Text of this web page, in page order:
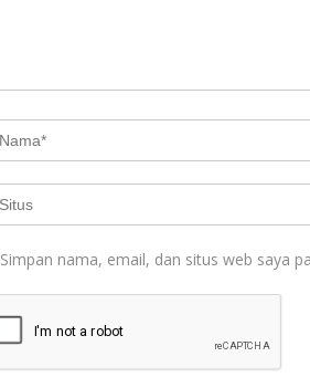
Simpan nama, email, dan situs web saya